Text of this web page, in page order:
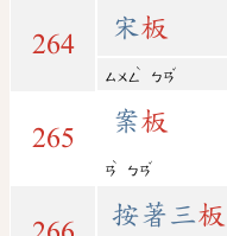
264
宋板
ㄙㄨㄥ
ˋ
ㄅㄢ
ˇ
265
案板
ㄢ
ˋ
ㄅㄢ
ˇ
按著三板